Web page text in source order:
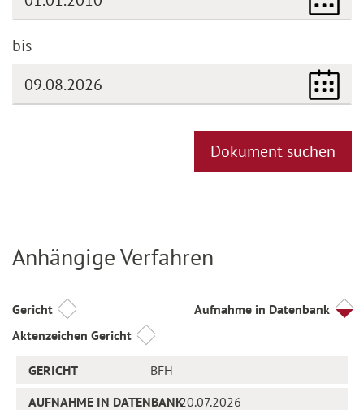
bis
Dokument suchen
Anhängige Verfahren
Gericht
Aufnahme in Datenbank
Aktenzeichen Gericht
Titel
BFH
20.07.2026